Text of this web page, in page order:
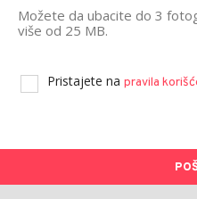
Možete da ubacite do 3
više od 25 MB.
Pristajete na pravila